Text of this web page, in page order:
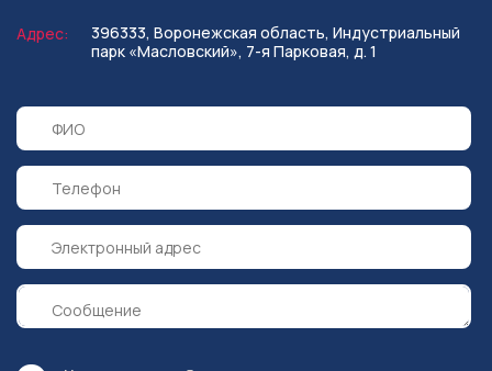
Адрес: 396333, Воронежская область, Индустриальный
парк «Масловский», 7-я Парковая, д. 1